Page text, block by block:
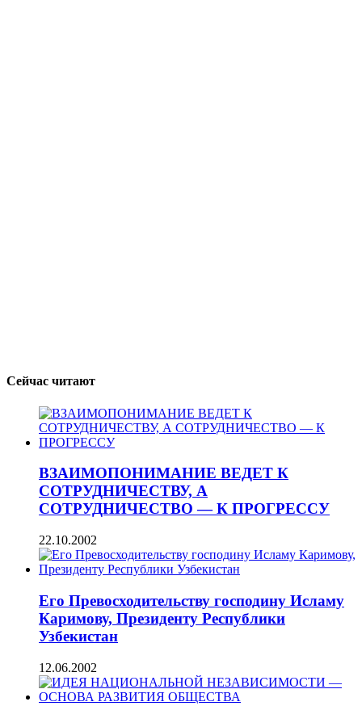
Сейчас читают
ВЗАИМОПОНИМАНИЕ ВЕДЕТ К
СОТРУДНИЧЕСТВУ, А
СОТРУДНИЧЕСТВО — К ПРОГРЕССУ
22.10.2002
Его Превосходительству господину Исламу
Каримову, Президенту Республики
Узбекистан
12.06.2002